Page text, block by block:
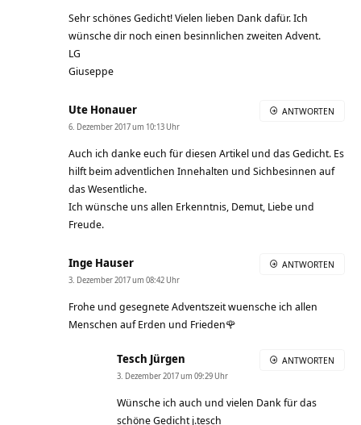
Sehr schönes Gedicht! Vielen lieben Dank dafür. Ich
wünsche dir noch einen besinnlichen zweiten Advent.
LG
Giuseppe
Ute Honauer
6. Dezember 2017 um 10:13 Uhr
Auch ich danke euch für diesen Artikel und das Gedicht. Es
hilft beim adventlichen Innehalten und Sichbesinnen auf
das Wesentliche.
Ich wünsche uns allen Erkenntnis, Demut, Liebe und
Freude.
ANTWORTEN
Inge Hauser
3. Dezember 2017 um 08:42 Uhr
Frohe und gesegnete Adventszeit wuensche ich allen
Menschen auf Erden und Frieden🌹
ANTWORTEN
Tesch Jürgen
3. Dezember 2017 um 09:29 Uhr
Wünsche ich auch und vielen Dank für das
schöne Gedicht j.tesch
ANTWORTEN